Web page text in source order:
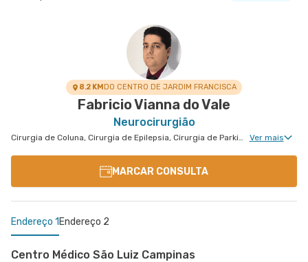
8.2 KMDO CENTRO DE JARDIM FRANCISCA
Fabricio Vianna do Vale
Neurocirurgião
Cirurgia de Coluna, Cirurgia de Epilepsia, Cirurgia de Parkinson, Disturbios de Movimento, Neurocirurgia Oncológica, Clínica da Dor Geral, Neurocirurgia de Coluna, Neurocirurgia Pediátrica, Doenças da Hipófise Ver mais
MARCAR CONSULTA
Endereço 1 Endereço 2
Centro Médico São Luiz Campinas